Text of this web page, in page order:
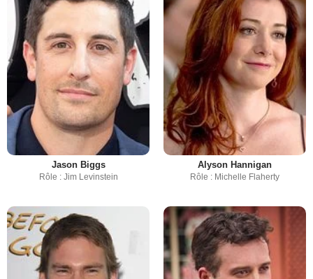
Jason Biggs
Rôle : Jim Levinstein
Alyson Hannigan
Rôle : Michelle Flaherty